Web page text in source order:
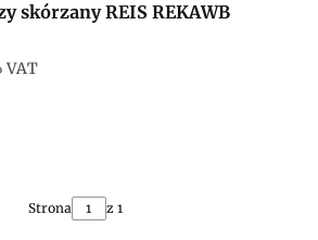
skórzany REIS REKAWB
VAT
Strona z 1